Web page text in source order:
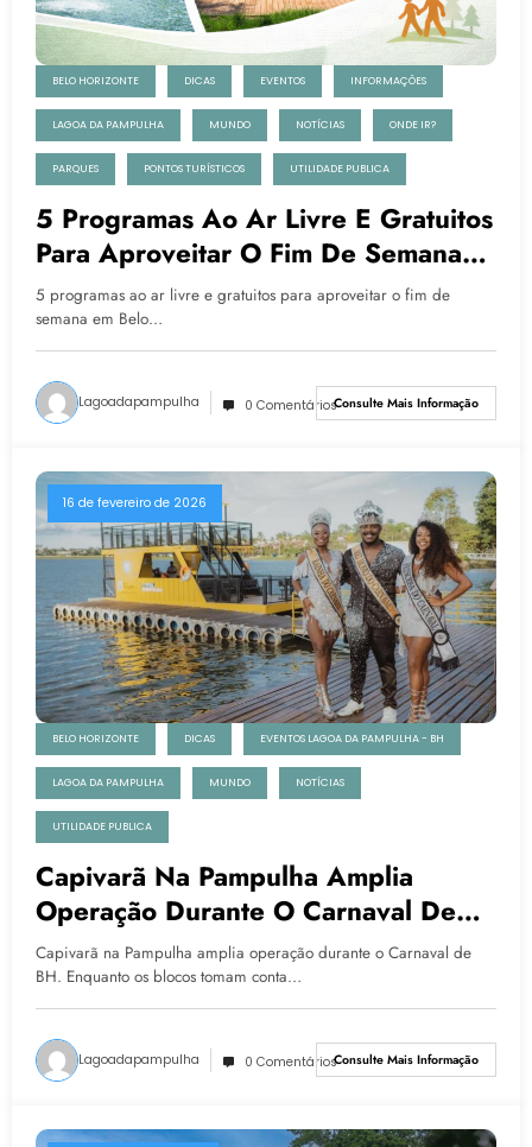
BELO HORIZONTE DICAS EVENTOS INFORMAÇÕES
LAGOA DA PAMPULHA MUNDO NOTÍCIAS ONDE IR?
PARQUES PONTOS TURÍSTICOS UTILIDADE PUBLICA
5 Programas Ao Ar Livre E Gratuitos
Para Aproveitar O Fim De Semana
Em Belo Horizonte
5 programas ao ar livre e gratuitos para aproveitar o fim de
semana em Belo…
Lagoadapampulha 0 ComentáriosConsulte Mais Informação
16 de fevereiro de 2026
BELO HORIZONTE DICAS EVENTOS LAGOA DA PAMPULHA - BH
LAGOA DA PAMPULHA MUNDO NOTÍCIAS
UTILIDADE PUBLICA
Capivarã Na Pampulha Amplia
Operação Durante O Carnaval De
BH
Capivarã na Pampulha amplia operação durante o Carnaval de
BH. Enquanto os blocos tomam conta…
Lagoadapampulha 0 ComentáriosConsulte Mais Informação